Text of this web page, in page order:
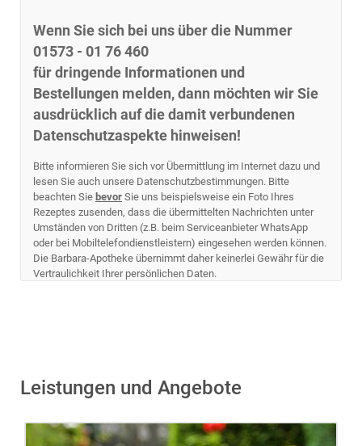
Wenn Sie sich bei uns über die Nummer
01573 - 01 76 460
für dringende Informationen und
Bestellungen melden, dann möchten wir Sie
ausdrücklich auf die damit verbundenen
Datenschutzaspekte hinweisen!
Bitte informieren Sie sich vor Übermittlung im Internet dazu und
lesen Sie auch unsere Datenschutzbestimmungen. Bitte
beachten Sie bevor Sie uns beispielsweise ein Foto Ihres
Rezeptes zusenden, dass die übermittelten Nachrichten unter
Umständen von Dritten (z.B. beim Serviceanbieter WhatsApp
oder bei Mobiltelefondienstleistern) eingesehen werden können.
Die Barbara-Apotheke übernimmt daher keinerlei Gewähr für die
Vertraulichkeit Ihrer persönlichen Daten.
Leistungen und Angebote